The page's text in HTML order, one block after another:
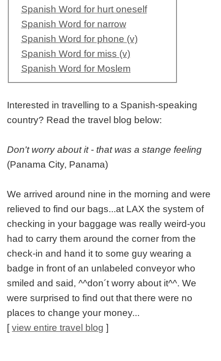
Spanish Word for hurt oneself
Spanish Word for narrow
Spanish Word for phone (v)
Spanish Word for miss (v)
Spanish Word for Moslem
Interested in travelling to a Spanish-speaking
country? Read the travel blog below:
Don't worry about it - that was a stange feeling
(Panama City, Panama)
We arrived around nine in the morning and were
relieved to find our bags...at LAX the system of
checking in your baggage was really weird-you
had to carry them around the corner from the
check-in and hand it to some guy wearing a
badge in front of an unlabeled conveyor who
smiled and said, ^^don´t worry about it^^. We
were surprised to find out that there were no
places to change your money...
[view entire travel blog ]